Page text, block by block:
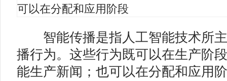
可以在分配和应用阶段
智能传播是指人工智能技术所主
播行为。这些行为既可以在生产阶
能生产新闻；也可以在分配和应用